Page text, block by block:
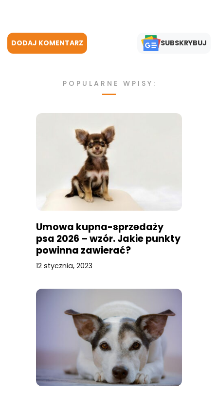
DODAJ KOMENTARZ SUBSKRYBUJ
POPULARNE WPISY:
Umowa kupna-sprzedaży
psa 2026 – wzór. Jakie punkty
powinna zawierać?
12 stycznia, 2023